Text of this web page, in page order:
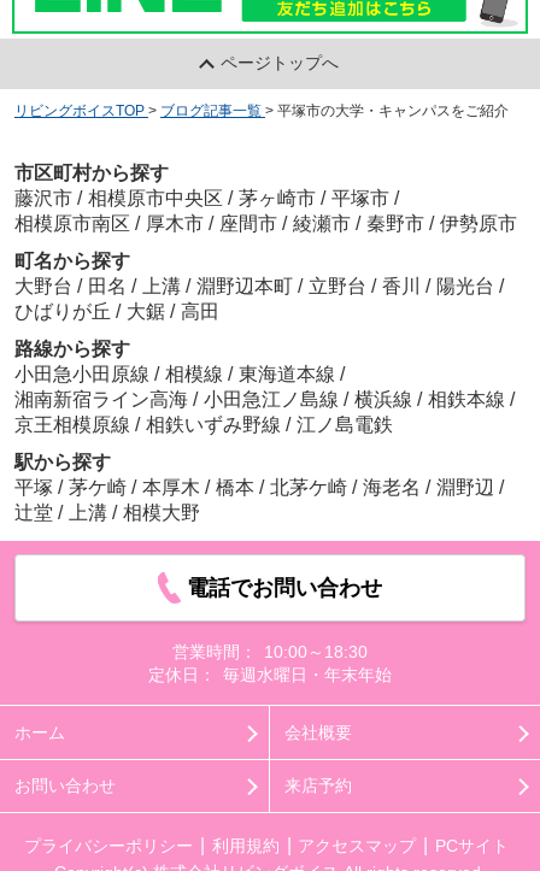
ページトップへ
リビングボイスTOP > ブログ記事一覧 > 平塚市の大学・キャンパスをご紹介
市区町村から探す
藤沢市 / 相模原市中央区 / 茅ヶ崎市 / 平塚市 /
相模原市南区 / 厚木市 / 座間市 / 綾瀬市 / 秦野市 / 伊勢原市
町名から探す
大野台 / 田名 / 上溝 / 淵野辺本町 / 立野台 / 香川 / 陽光台 /
ひばりが丘 / 大鋸 / 高田
路線から探す
小田急小田原線 / 相模線 / 東海道本線 /
湘南新宿ライン高海 / 小田急江ノ島線 / 横浜線 / 相鉄本線 /
京王相模原線 / 相鉄いずみ野線 / 江ノ島電鉄
駅から探す
平塚 / 茅ケ崎 / 本厚木 / 橋本 / 北茅ケ崎 / 海老名 / 淵野辺 /
辻堂 / 上溝 / 相模大野
電話でお問い合わせ
営業時間：
10:00～18:30
定休日：
毎週水曜日・年末年始
ホーム 会社概要
お問い合わせ 来店予約
プライバシーポリシー 利用規約 アクセスマップ
PCサイト